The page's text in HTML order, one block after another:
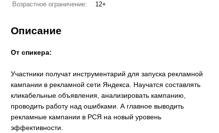
Возрастное ограничение:
12+
Описание
От спикера:
Участники получат инструментарий для запуска рекламной
кампании в рекламной сети Яндекса. Научатся составлять
кликабельные объявления, анализировать кампанию,
проводить работу над ошибками. А главное выводить
рекламные кампании в РСЯ на новый уровень
эффективности.